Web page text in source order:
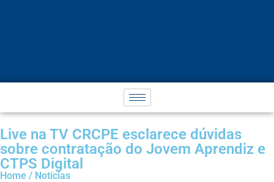
Live na TV CRCPE esclarece dúvidas
sobre contratação do Jovem Aprendiz e
CTPS Digital
Home / Notícias